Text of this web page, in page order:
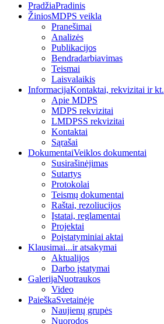
PradžiaPradinis
ŽiniosMDPS veikla
Pranešimai
Analizės
Publikacijos
Bendradarbiavimas
Teismai
Laisvalaikis
InformacijaKontaktai, rekvizitai ir kt.
Apie MDPS
MDPS rekvizitai
LMDPSS rekvizitai
Kontaktai
Sąrašai
DokumentaiVeiklos dokumentai
Susirašinėjimas
Sutartys
Protokolai
Teismų dokumentai
Raštai, rezoliucijos
Įstatai, reglamentai
Projektai
Poįstatyminiai aktai
Klausimai...ir atsakymai
Aktualijos
Darbo įstatymai
GalerijaNuotraukos
Video
PaieškaSvetainėje
Naujienų grupės
Nuorodos